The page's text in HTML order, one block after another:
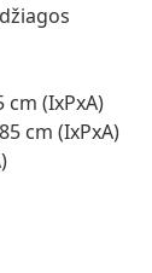
cm (IxPxA)
cm (IxPxA)